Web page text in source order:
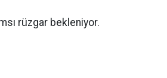
rüzgar bekleniyor.